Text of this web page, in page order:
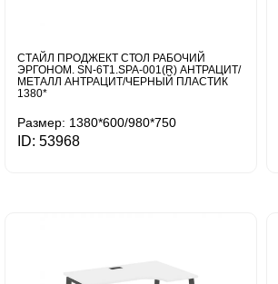
СТАЙЛ ПРОДЖЕКТ СТОЛ РАБОЧИЙ
ЭРГОНОМ. SN-6T1.SPA-001(R) АНТРАЦИТ/
МЕТАЛЛ АНТРАЦИТ/ЧЕРНЫЙ ПЛАСТИК
1380*
Размер: 1380*600/980*750
ID: 53968